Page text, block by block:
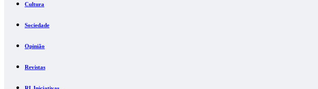
Cultura
Sociedade
Opinião
Revistas
RL Iniciativas